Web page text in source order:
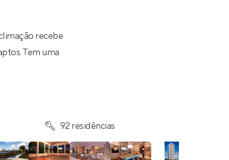
recebe
Tem uma
92 residências